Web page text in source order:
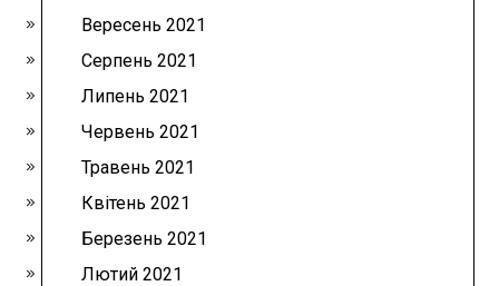
Вересень 2021
Серпень 2021
Липень 2021
Червень 2021
Травень 2021
Квітень 2021
Березень 2021
Лютий 2021